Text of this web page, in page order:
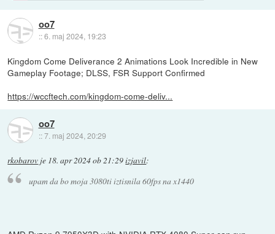
oo7
::6. maj 2024, 19:23
Kingdom Come Deliverance 2 Animations Look Incredible in New
Gameplay Footage; DLSS, FSR Support Confirmed
https://wccftech.com/kingdom-come-deliv...
oo7
::7. maj 2024, 20:29
rkobarov je 18. apr 2024 ob 21:29izjavil:
upam da bo moja 3080ti iztisnila 60fps na x1440